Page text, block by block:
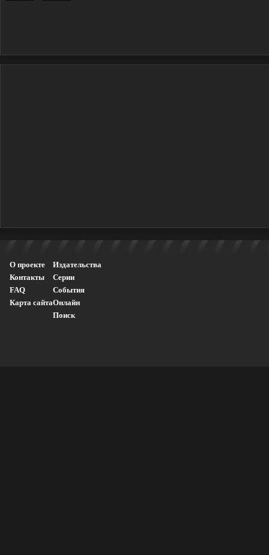
О проекте
Контакты
FAQ
Карта сайта
Издательства
Серии
События
Онлайн
Поиск